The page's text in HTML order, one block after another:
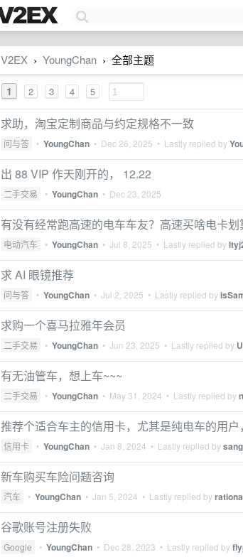
V2EX › YoungChan › 全部主题
1 2 3 4 5
求助，淘宝定制商品与约定规格不一致
问与答 • YoungChan • Dec 26, 2025 • Lastly replied by
出 88 VIP 作天刚开的， 12.22
二手交易 • YoungChan • Dec 23, 2025
有没有经常跑高速的电车车友？高速买啥电卡划
电动汽车 • YoungChan • Jul 8, 2025 • Lastly replied by
求 AI 眼镜推荐
问与答 • YoungChan • Jul 2, 2025 • Lastly replied by
求购一个喜马拉雅年会员
二手交易 • YoungChan • Jun 23, 2025 • Lastly replied by
有无油管车，想上车~~~
二手交易 • YoungChan • May 31, 2024 • Lastly replied by
推荐个适合车主的信用卡，尤其是纯电车的用户
信用卡 • YoungChan • Jan 8, 2024 • Lastly replied by
新车购买车险问题咨询
汽车 • YoungChan • Jan 5, 2024 • Lastly replied by
谷歌账号注册失败
Google • YoungChan • Dec 28, 2023 • Lastly replied by